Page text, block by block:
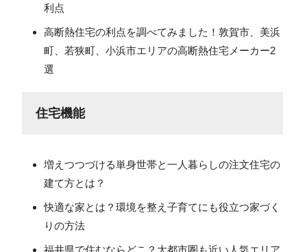
利点
高断熱住宅の利点を調べてみました！敦賀市、美浜
町、若狭町、小浜市エリアの高断熱住宅メーカー2
選
住宅機能
増えつつづける単身世帯と一人暮らしの注文住宅の
建て方とは？
快適な家とは？環境を整え子育てにも役立つ家づく
りの方法
福井県で住むならどこ？大都市圏も近い人気エリア